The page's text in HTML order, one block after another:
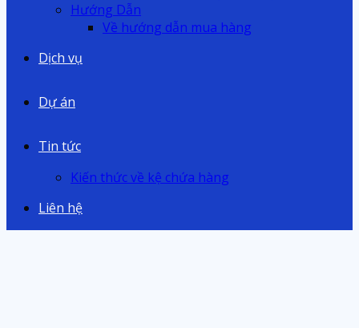
Hướng Dẫn
Về hướng dẫn mua hàng
Dịch vụ
Dự án
Tin tức
Kiến thức về kệ chứa hàng
Liên hệ